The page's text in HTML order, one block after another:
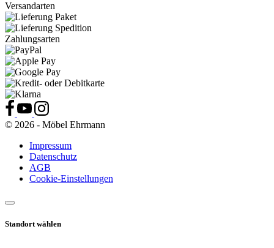
Versandarten
Zahlungsarten
© 2026 - Möbel Ehrmann
Impressum
Datenschutz
AGB
Cookie-Einstellungen
Standort wählen